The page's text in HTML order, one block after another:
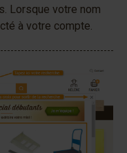
Lorsque votre nom
à votre compte.